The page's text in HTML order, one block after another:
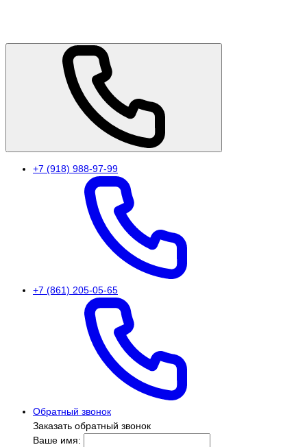
+7 (918) 988-97-99
+7 (861) 205-05-65
Обратный звонок
Заказать обратный звонок
Ваше имя: